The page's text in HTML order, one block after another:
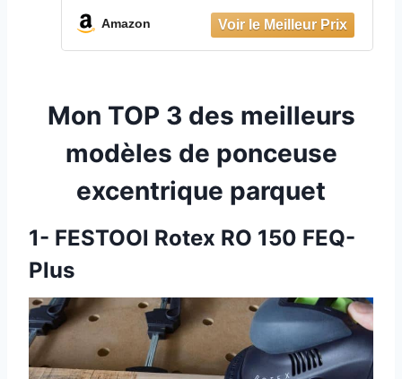
papier abrasif Ø 125mm & Ø 150mm
/ course 5,0mm / MID5650202CA
Amazon
Mon TOP 3 des meilleurs
modèles de ponceuse
excentrique parquet
1- FESTOOl Rotex RO 150 FEQ-
Plus